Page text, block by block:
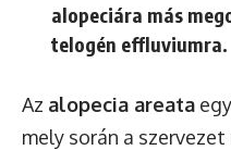
alopeciára más
telogén effluviumra.
Az alopecia areata
mely során a